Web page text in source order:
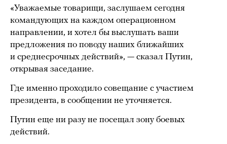
«Уважаемые товарищи, заслушаем сегодня
командующих на каждом операционном
направлении, и хотел бы выслушать ваши
предложения по поводу наших ближайших
и среднесрочных действий», — сказал Путин,
открывая заседание.
Где именно проходило совещание с участием
президента, в сообщении не уточняется.
Путин еще ни разу не посещал зону боевых
действий.